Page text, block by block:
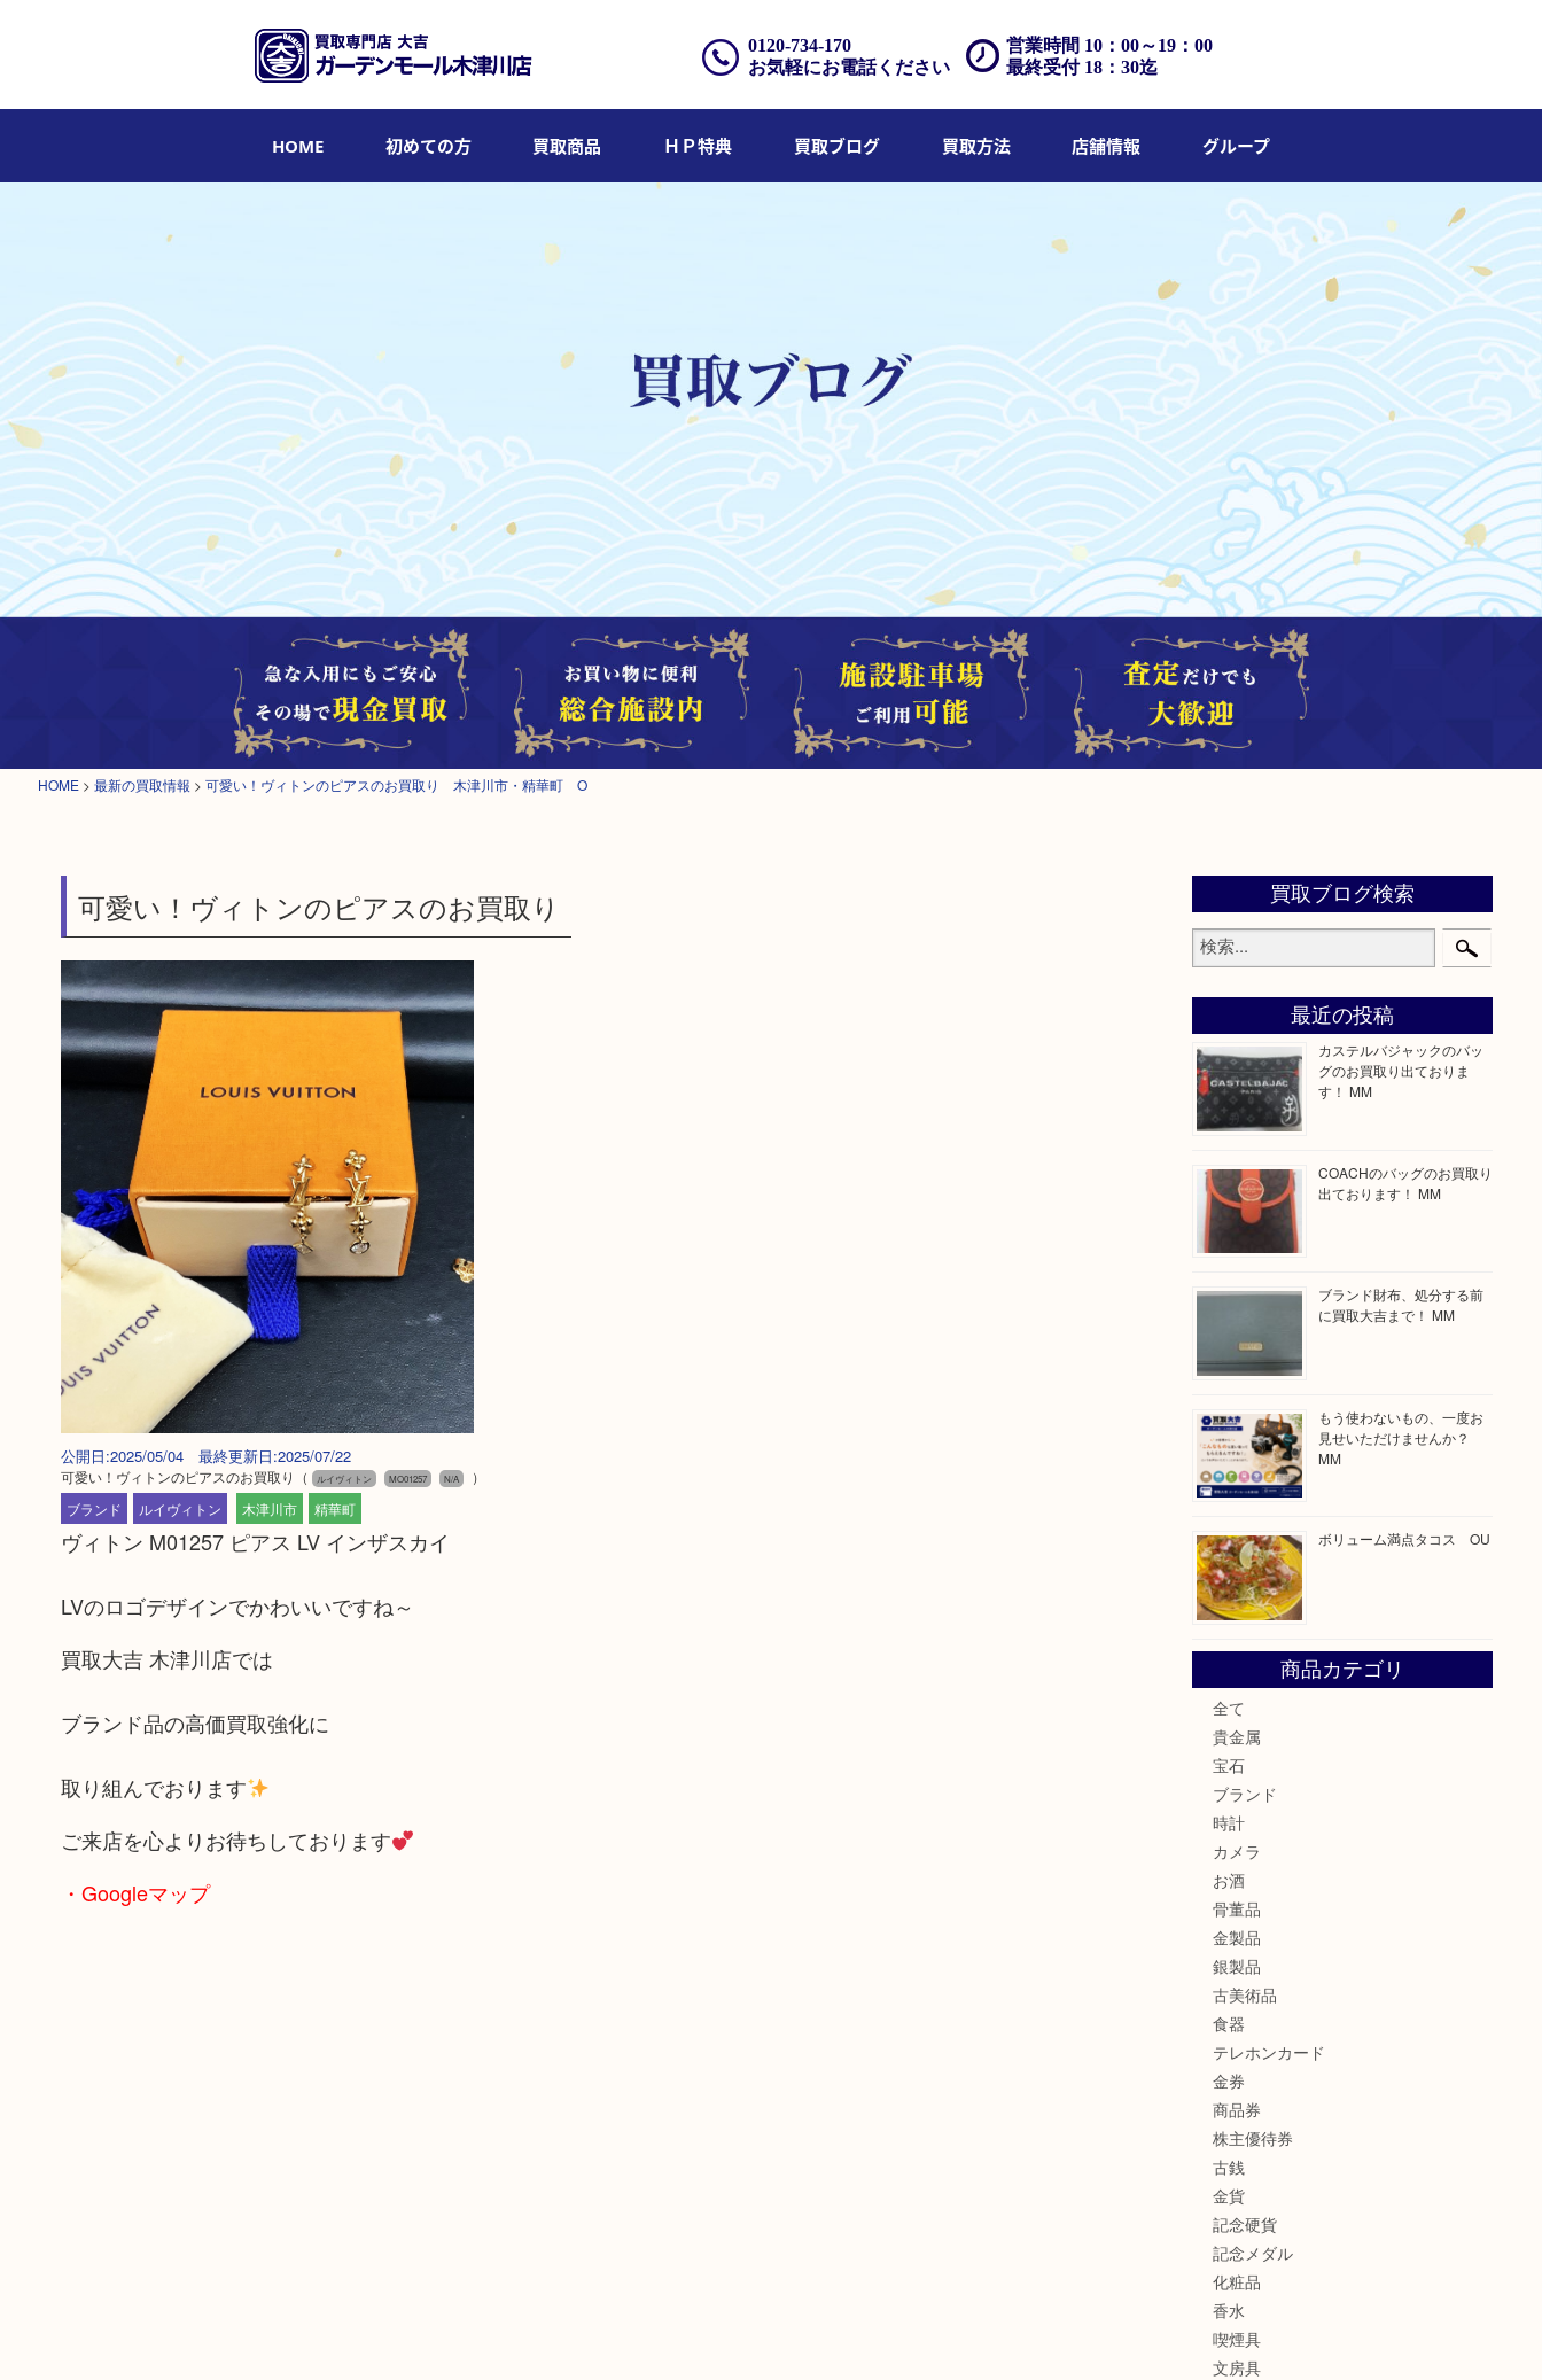
営業時間 10：00～19：00
最終受付 18：30迄
0120-734-170
お気軽にお電話ください
HOME 初めての方 買取商品 ＨＰ特典 買取ブログ 買取方法 店舗情報 グループ
HOME > 最新の買取情報 > 可愛い！ヴィトンのピアスのお買取り 木津川市・精華町 O
可愛い！ヴィトンのピアスのお買取り
公開日:2025/05/04 最終更新日:2025/07/22
可愛い！ヴィトンのピアスのお買取り （ ルイヴィトン MO01257 N/A
）
ブランド
ルイヴィトン 木津川市 精華町
ヴィトン M01257 ピアス LV インザスカイ
LVのロゴデザインでかわいいですね～
買取大吉 木津川店では
ブランド品の高価買取強化に
取り組んでおります
ご来店を心よりお待ちしております
・Googleマップ
買取ブログ検索
最近の投稿
カステルバジャックのバッ
グのお買取り出ておりま
す！ MM
COACHのバッグのお買取り
出ております！ MM
ブランド財布、処分する前
に買取大吉まで！ MM
もう使わないもの、一度お
見せいただけませんか？
MM
ボリューム満点タコス OU
商品カテゴリ
全て
貴金属
宝石
ブランド
時計
カメラ
お酒
骨董品
金製品
銀製品
古美術品
食器
テレホンカード
金券
商品券
株主優待券
古銭
金貨
記念硬貨
記念メダル
化粧品
香水
喫煙具
文房具